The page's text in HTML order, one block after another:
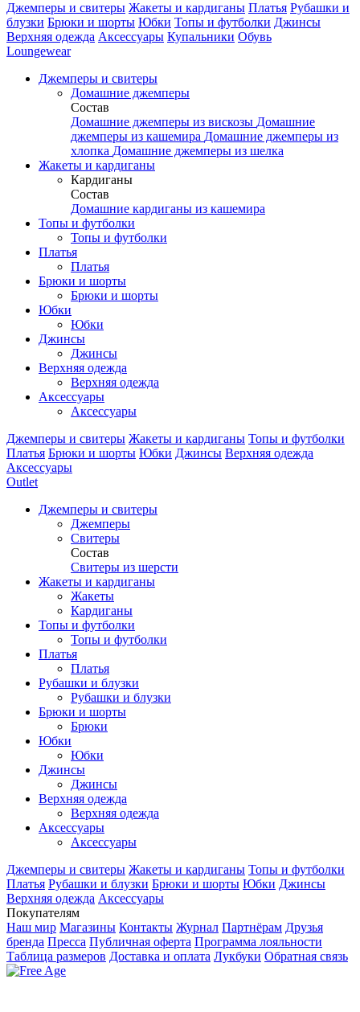
Джемперы и свитеры Жакеты и кардиганы Платья Рубашки и
блузки Брюки и шорты Юбки Топы и футболки Джинсы
Верхняя одежда Аксесcуары Купальники Обувь
Loungewear
Джемперы и свитеры
Домашние джемперы
Состав
Домашние джемперы из вискозы Домашние
джемперы из кашемира Домашние джемперы из
хлопка Домашние джемперы из шелка
Жакеты и кардиганы
Кардиганы
Состав
Домашние кардиганы из кашемира
Топы и футболки
Топы и футболки
Платья
Платья
Брюки и шорты
Брюки и шорты
Юбки
Юбки
Джинсы
Джинсы
Верхняя одежда
Верхняя одежда
Аксессуары
Аксессуары
Джемперы и свитеры Жакеты и кардиганы Топы и футболки
Платья Брюки и шорты Юбки Джинсы Верхняя одежда
Аксессуары
Outlet
Джемперы и свитеры
Джемперы
Свитеры
Состав
Свитеры из шерсти
Жакеты и кардиганы
Жакеты
Кардиганы
Топы и футболки
Топы и футболки
Платья
Платья
Рубашки и блузки
Рубашки и блузки
Брюки и шорты
Брюки
Юбки
Юбки
Джинсы
Джинсы
Верхняя одежда
Верхняя одежда
Аксесcуары
Аксесcуары
Джемперы и свитеры Жакеты и кардиганы Топы и футболки
Платья Рубашки и блузки Брюки и шорты Юбки Джинсы
Верхняя одежда Аксесcуары
Покупателям
Наш мир Магазины Контакты Журнал Партнёрам Друзья
бренда Пресса Публичная оферта Программа лояльности
Таблица размеров Доставка и оплата Лукбуки Обратная связь